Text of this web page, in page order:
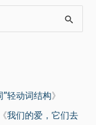
轻动词结构》
我们的爱，它们去